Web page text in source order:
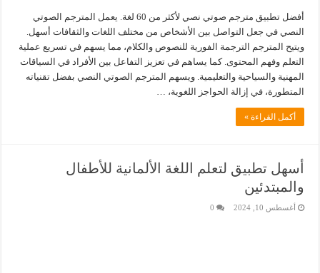
أفضل تطبيق مترجم صوتي نصي لأكثر من 60 لغة. يعمل المترجم الصوتي
النصي في جعل التواصل بين الأشخاص من مختلف اللغات والثقافات أسهل.
ويتيح المترجم الترجمة الفورية للنصوص والكلام، مما يسهم في تسريع عملية
التعلم وفهم المحتوى. كما يساهم في تعزيز التفاعل بين الأفراد في السياقات
المهنية والسياحية والتعليمية. ويسهم المترجم الصوتي النصي بفضل تقنياته
المتطورة، في إزالة الحواجز اللغوية، …
أكمل القراءة »
أسهل تطبيق لتعلم اللغة الألمانية للأطفال
والمبتدئين
أغسطس 10, 2024 0